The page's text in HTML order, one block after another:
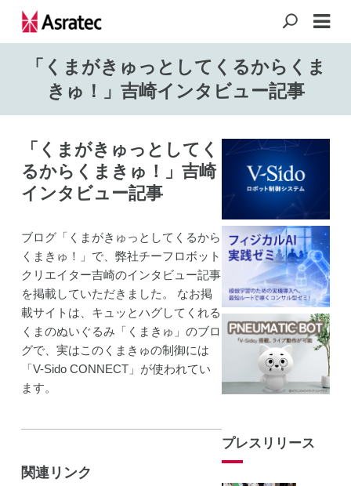
「くまがきゅっとしてくるからくま
きゅ！」吉崎インタビュー記事
「くまがきゅっとしてく
るからくまきゅ！」吉崎
インタビュー記事
ブログ「くまがきゅっとしてくるから
くまきゅ！」で、弊社チーフロボット
クリエイター吉崎のインタビュー記事
を掲載していただきました。 なお掲
載サイトは、キュッとハグしてくれる
くまのぬいぐるみ「くまきゅ」のブロ
グで、実はこのくまきゅの制御には
「V-Sido CONNECT」が使われてい
ます。
関連リンク
プレスリリース